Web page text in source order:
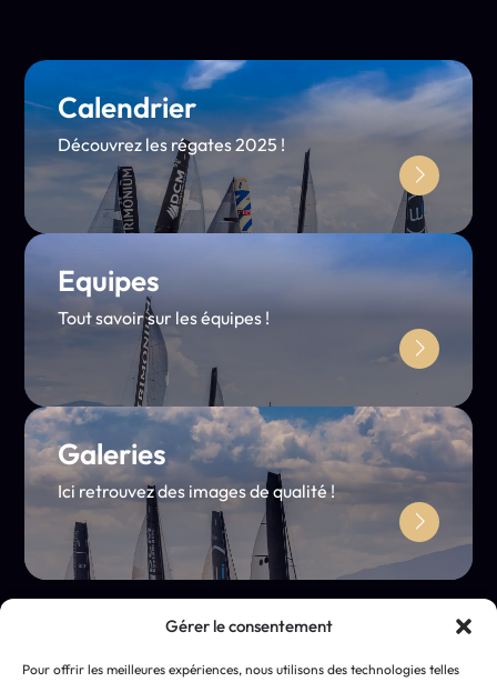
Gérer le consentement
Pour offrir les meilleures expériences, nous utilisons des technologies telles
Calendrier
Découvrez les régates 2025 !
Equipes
Tout savoir sur les équipes !
Galeries
Ici retrouvez des images de qualité !